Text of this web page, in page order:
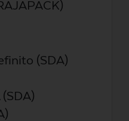
(SDA)